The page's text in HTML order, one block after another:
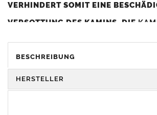
VERHINDERT SOMIT EINE
VERSOTTUNG DES KAMINS. DIE
DIENEN GLEICHZEITIG ALS
ELEMENT ZUR VERSCHÖNERUNG
BESCHREIBUNG
HERSTELLER